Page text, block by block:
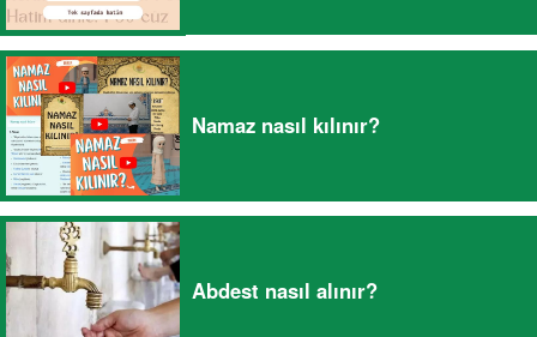
Namaz nasıl kılınır?
Abdest nasıl alınır?